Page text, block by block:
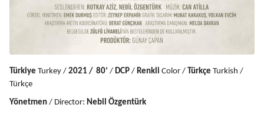
Türkiye Turkey / 2021 / 80’ / DCP / Renkli Color / Türkçe Turkish /
Türkçe
Yönetmen / Director: Nebil Özgentürk